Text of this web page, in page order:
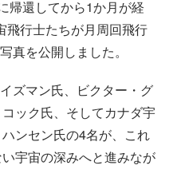
帰還してから1か月が経
飛行士たちが月周回飛行
真を公開しました。
ズマン氏、ビクター・グ
ック氏、そしてカナダ宇
ンセン氏の4名が、これ
宇宙の深みへと進みなが